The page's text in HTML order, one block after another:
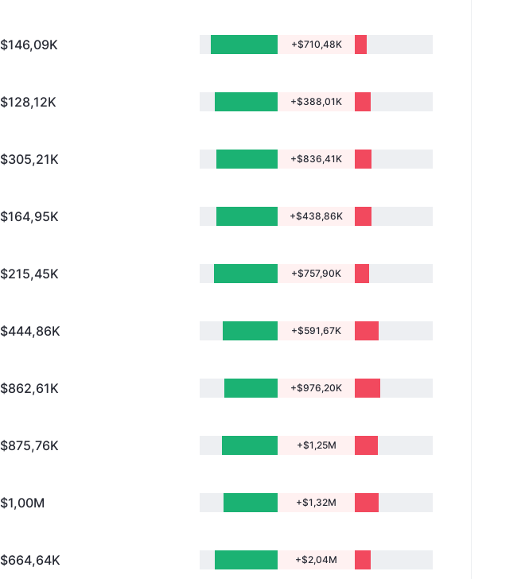
$146,09K +$710,48K
$128,12K +$388,01K
$305,21K +$836,41K
$164,95K +$438,86K
$215,45K +$757,90K
$444,86K +$591,67K
$862,61K +$976,20K
$875,76K +$1,25M
$1,00M +$1,32M
$664,64K +$2,04M